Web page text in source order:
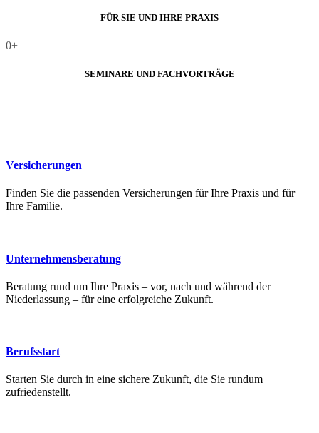
FÜR SIE UND IHRE PRAXIS
0+
SEMINARE UND FACHVORTRÄGE
Versicherungen
Finden Sie die passenden Versicherungen für Ihre Praxis und für
Ihre Familie.
Unternehmensberatung
Beratung rund um Ihre Praxis – vor, nach und während der
Niederlassung – für eine erfolgreiche Zukunft.
Berufsstart
Starten Sie durch in eine sichere Zukunft, die Sie rundum
zufriedenstellt.